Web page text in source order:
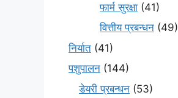
फार्म सुरक्षा (41)
वित्तीय प्रबन्धन (49)
निर्यात (41)
पशुपालन (144)
डेयरी प्रबन्धन (53)